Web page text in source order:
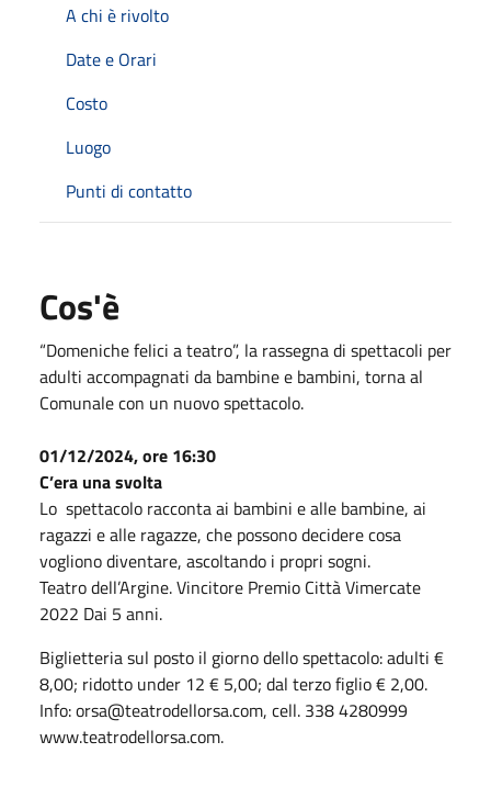
A chi è rivolto
Date e Orari
Costo
Luogo
Punti di contatto
Cos'è
“Domeniche felici a teatro”, la rassegna di spettacoli per
adulti accompagnati da bambine e bambini, torna al
Comunale con un nuovo spettacolo.
01/12/2024, ore 16:30
C’era una svolta
Lo spettacolo racconta ai bambini e alle bambine, ai
ragazzi e alle ragazze, che possono decidere cosa
vogliono diventare, ascoltando i propri sogni.
Teatro dell’Argine. Vincitore Premio Città Vimercate
2022 Dai 5 anni.
Biglietteria sul posto il giorno dello spettacolo: adulti €
8,00; ridotto under 12 € 5,00; dal terzo figlio € 2,00.
Info: orsa@teatrodellorsa.com, cell. 338 4280999
www.teatrodellorsa.com.